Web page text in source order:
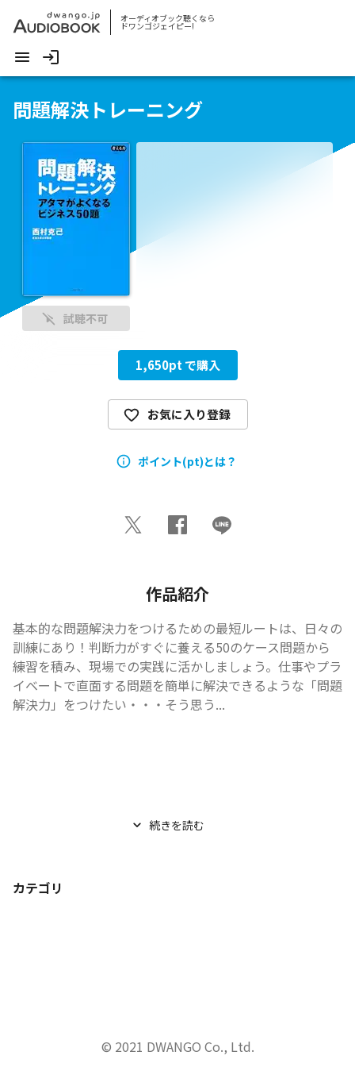
オーディオブック聴くなら
ドワンゴジェイピー!
問題解決トレーニング
試聴不可
1,650pt で購入
お気に入り登録
ポイント(pt)とは？
作品紹介
基本的な問題解決力をつけるための最短ルートは、日々の
訓練にあり！判断力がすぐに養える50のケース問題から
練習を積み、現場での実践に活かしましょう。仕事やプラ
イベートで直面する問題を簡単に解決できるような「問題
解決力」をつけたい・・・そう思う...
続きを読む
カテゴリ
© 2021 DWANGO Co., Ltd.